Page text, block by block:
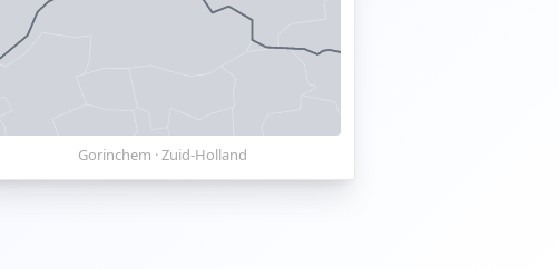
Gorinchem ·Zuid-Holland